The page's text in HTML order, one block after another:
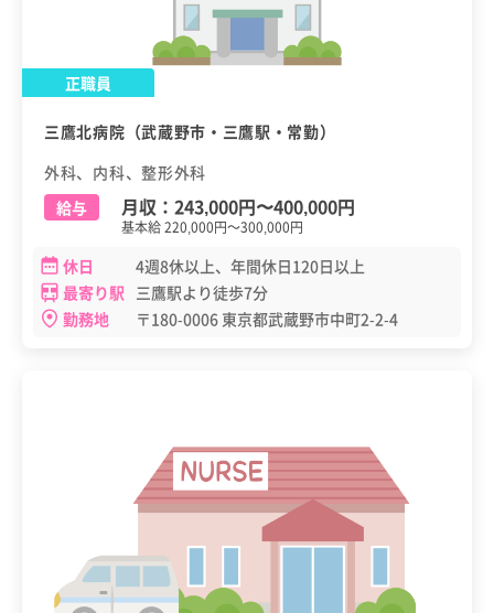
正職員
三鷹北病院（武蔵野市・三鷹駅・常勤）
外科、内科、整形外科
給与
月収： 243,000円〜400,000円
基本給 220,000円～300,000円
休日
4週8休以上、年間休日120日以上
最寄り駅 三鷹駅より徒歩7分
勤務地
〒180-0006 東京都武蔵野市中町2-2-4